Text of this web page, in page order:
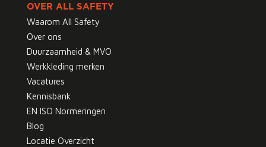
OVER ALL SAFETY
Waarom All Safety
Over ons
Duurzaamheid & MVO
Werkkleding merken
Vacatures
Kennisbank
EN ISO Normeringen
Blog
Locatie Overzicht